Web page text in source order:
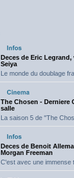
Deces de Eric Legrand,
Seiya
Le monde du doublage
The Chosen - Derniere
salle
La saison 5 de "The
Deces de Benoit
Morgan Freeman
C'est avec une immense